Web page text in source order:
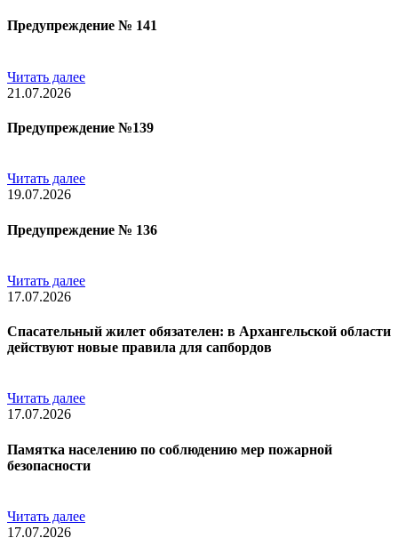
Предупреждение № 141
Читать далее
21.07.2026
Предупреждение №139
Читать далее
19.07.2026
Предупреждение № 136
Читать далее
17.07.2026
Спасательный жилет обязателен: в Архангельской области
действуют новые правила для сапбордов
Читать далее
17.07.2026
Памятка населению по соблюдению мер пожарной
безопасности
Читать далее
17.07.2026